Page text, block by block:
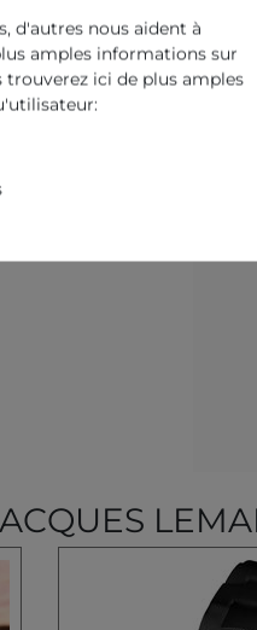
d'autres nous aident à
amples informations sur
ici de plus amples